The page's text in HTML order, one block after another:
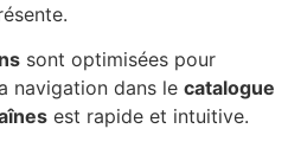
sont optimisées pour
navigation dans le catalogue
est rapide et intuitive.